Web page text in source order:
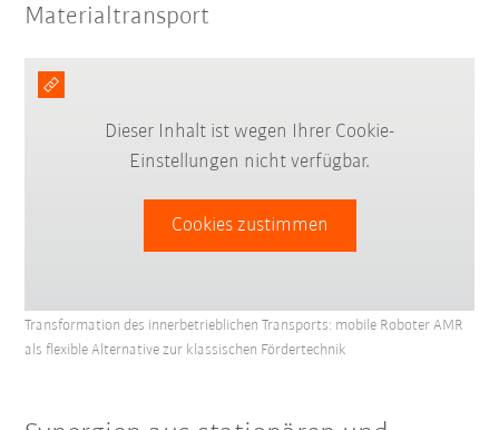
Materialtransport
Dieser Inhalt ist wegen Ihrer Cookie-
Einstellungen nicht verfügbar.
Cookies zustimmen
Transformation des innerbetrieblichen Transports: mobile Roboter AMR
als flexible Alternative zur klassischen Fördertechnik